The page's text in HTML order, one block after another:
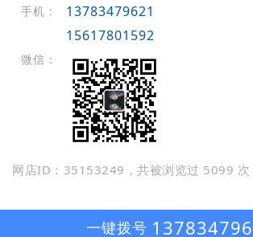
手机：
13783479621
15617801592
微信：
网店ID：35153249，共被浏览过 5099 次
一键拨号